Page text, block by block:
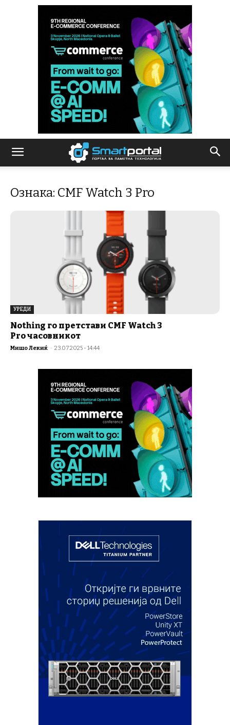
Ознака: CMF Watch 3 Pro
УРЕДИ
Nothing го претстави CMF Watch 3
Pro часовникот
Мишо Лекиќ - 23.07.2025 - 14:44